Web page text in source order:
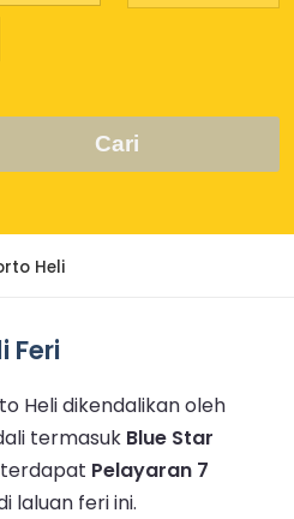
Cari
Heli
Feri
Heli dikendalikan oleh
termasuk Blue Star
terdapat Pelayaran 7
laluan feri ini.